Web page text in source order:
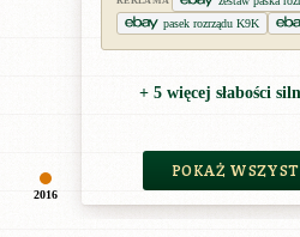
2016
pasek rozrządu K9K
+ 5 więcej słabości
POKAŻ